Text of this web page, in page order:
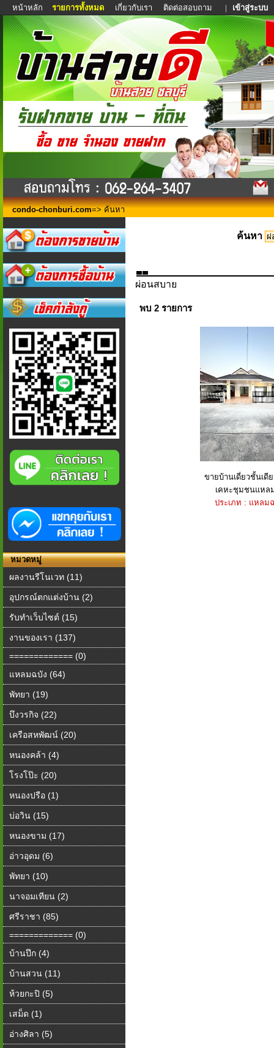
หน้าหลัก รายการทั้งหมด เกี่ยวกับเรา ติดต่อสอบถาม | เข้าสู่ระบบ
condo-chonburi.com=> ค้นหา
หมวดหมู่
ผลงานรีโนเวท (11)
อุปกรณ์ตกแต่งบ้าน (2)
รับทำเว็บไซต์ (15)
งานของเรา (137)
============= (0)
แหลมฉบัง (64)
พัทยา (19)
บึงวรกิจ (22)
เครือสหพัฒน์ (20)
หนองคล้า (4)
โรงโป๊ะ (20)
หนองปรือ (1)
บ่อวิน (15)
หนองขาม (17)
อ่าวอุดม (6)
พัทยา (10)
นาจอมเทียน (2)
ศรีราชา (85)
============= (0)
บ้านปึก (4)
บ้านสวน (11)
ห้วยกะปิ (5)
เสม็ด (1)
อ่างศิลา (5)
ค้นหา
ผ่อนสบาย
พบ 2 รายการ
ขายบ้านเดี่ยวชั้นเดี
เคหะชุมชนแหล
ประเภท : แหลม